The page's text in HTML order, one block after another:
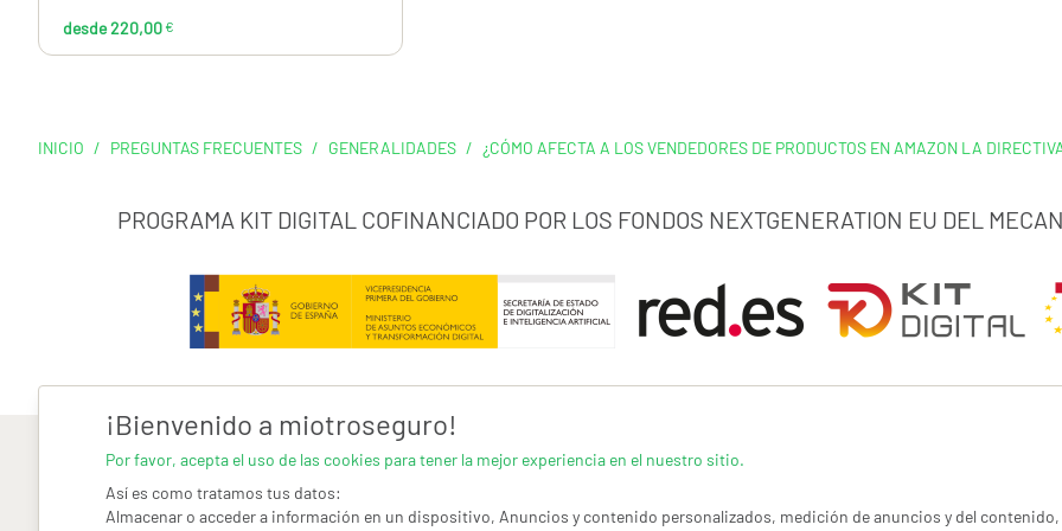
desde 220,00 €
INICIO / PREGUNTAS FRECUENTES / GENERALIDADES / ¿CÓMO AFECTA A LOS VENDEDORES DE PRODUCTOS EN AMAZON LA
PROGRAMA KIT DIGITAL COFINANCIADO POR LOS FONDOS NEXTGENERATION EU DEL
¡Bienvenido a miotroseguro!
Por favor, acepta el uso de las cookies para tener la mejor experiencia en el nuestro sitio.
Así es como tratamos tus datos:
Almacenar o acceder a información en un dispositivo, Anuncios y contenido personalizados, medición de anuncios y del